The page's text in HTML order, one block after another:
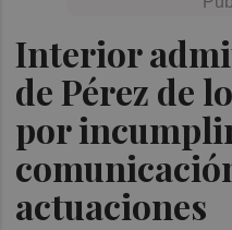
Interior
de Pérez de
por
actuaciones